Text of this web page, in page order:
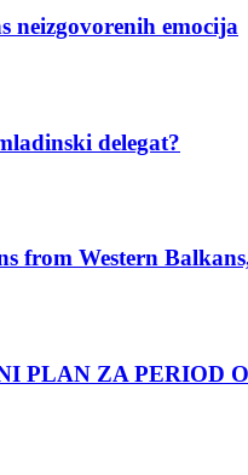
neizgovorenih emocija
delegat?
from Western
PLAN ZA PERIOD